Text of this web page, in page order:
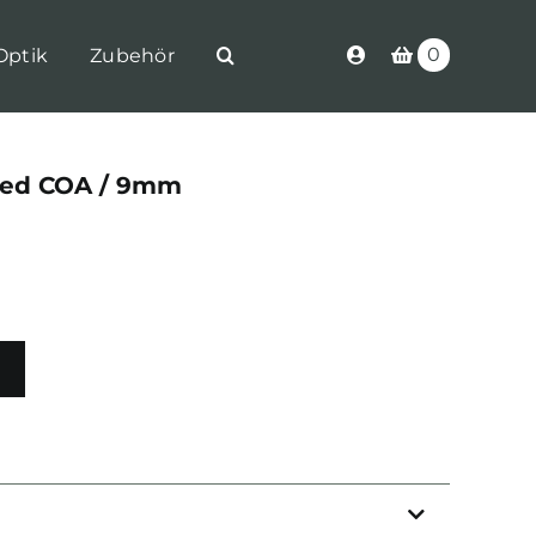
Zubehör 0
COA / 9mm